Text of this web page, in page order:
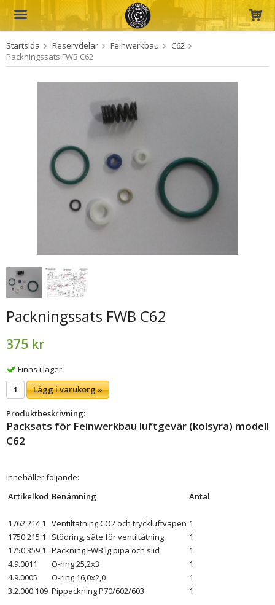
Produkten har blivit tillagd i varukorgen
Startsida Reservdelar Feinwerkbau
C62
Packningssats FWB C62
Packningssats FWB C62
375 kr
Finns i lager
Lägg i varukorg »
Produktbeskrivning:
Packsats för Feinwerkbau luftgevär (kolsyra) modell
C62
Innehåller följande:
Artikelkod Benämning Antal
1762.214.1 Ventiltätning CO2 och tryckluftvapen 1
1750.215.1
Stödring, säte för ventiltätning
1
1750.359.1
Packning FWB lg pipa och slid
1
4.9.0011
O-ring 25,2x3
1
4.9.0005
O-ring 16,0x2,0
1
3.2.000.109 Pippackning P70/602/603 1